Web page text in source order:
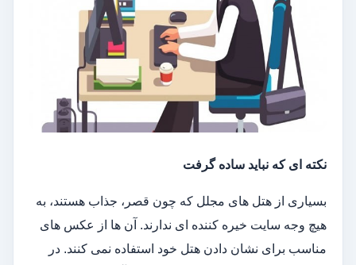
نکته ای که نباید ساده گرفت
بسیاری از هتل های مجلل که چون قصر، جذاب هستند، به
هیچ وجه سایت خیره کننده ای ندارند. آن ها از عکس های
مناسب برای نشان دادن هتل خود استفاده نمی کنند. در